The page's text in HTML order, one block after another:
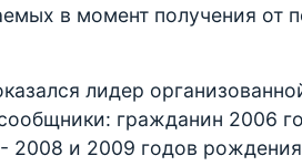
в момент получения от
лидер
гражданин 2006
2008 и 2009 годов